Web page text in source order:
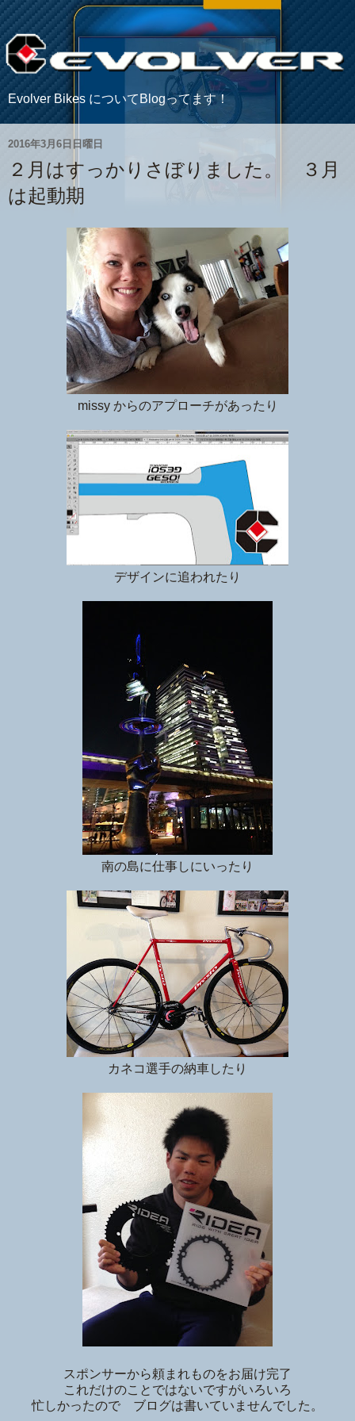
Evolver Bikes についてBlogってます！
2016年3月6日日曜日
２月はすっかりさぼりました。 ３月
は起動期
missy からのアプローチがあったり
デザインに追われたり
南の島に仕事しにいったり
カネコ選手の納車したり
スポンサーから頼まれものをお届け完了
これだけのことではないですがいろいろ
忙しかったので ブログは書いていませんでした。